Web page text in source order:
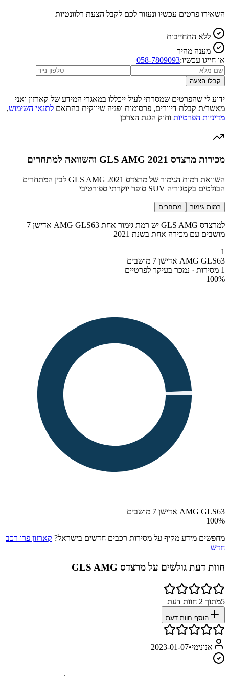
השאירו פרטים עכשיו ונעזור לכם לקבל הצעת רלוונטיות
ללא התחייבות
מענה מהיר
או חייגו עכשיו:058-7809093
קבלו הצעה
ידוע לי שהפרטים שמסרתי לעיל ייכללו במאגרי המידע של קארזון ואני
מאשר/ת קבלת דיוורים, פרסומות ופניה שיווקית בהתאם לתנאי השימוש,
מדיניות הפרטיות וחוק הגנת הצרכן
מכירות מרצדס GLS AMG 2021 והשוואה למתחרים
השוואת רמות הגימור של מרצדס GLS AMG 2021 לבין המתחרים
הבולטים בקטגוריה SUV סופר יוקרתי ספורטיבי
רמות גימור מתחרים
למרצדס GLS AMG יש רמת גימור אחת AMG GLS63 אדישן 7
מושבים עם מכירה אחת בשנת 2021
1
AMG GLS63 אדישן 7 מושבים
1 מסירות · נמכר בעיקר לפרטיים
100%
AMG GLS63 אדישן 7 מושבים
100%
מחפשים מידע מקיף על מסירות רכבים חדשים בישראל? קארזון פרו רכב
חדש
חוות דעת גולשים על מרצדס GLS AMG
5מתוך 2 חוות דעת
הוסף חוות דעת
אנונימי•
2023-01-07